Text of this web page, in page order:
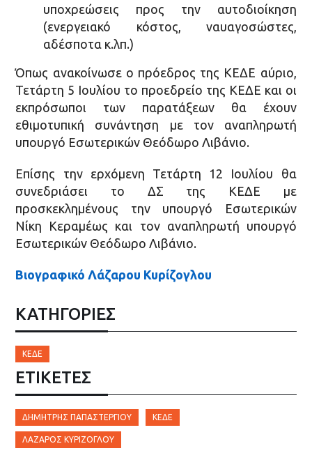
υποχρεώσεις προς την αυτοδιοίκηση
(ενεργειακό κόστος, ναυαγοσώστες,
αδέσποτα κ.λπ.)
Όπως ανακοίνωσε ο πρόεδρος της ΚΕΔΕ αύριο,
Τετάρτη 5 Ιουλίου το προεδρείο της ΚΕΔΕ και οι
εκπρόσωποι των παρατάξεων θα έχουν
εθιμοτυπική συνάντηση με τον αναπληρωτή
υπουργό Εσωτερικών Θεόδωρο Λιβάνιο.
Επίσης την ερχόμενη Τετάρτη 12 Ιουλίου θα
συνεδριάσει το ΔΣ της ΚΕΔΕ με
προσκεκλημένους την υπουργό Εσωτερικών
Νίκη Κεραμέως και τον αναπληρωτή υπουργό
Εσωτερικών Θεόδωρο Λιβάνιο.
Βιογραφικό Λάζαρου Κυρίζογλου
ΚΑΤΗΓΟΡΙΕΣ
ΚΕΔΕ
ΕΤΙΚΈΤΕΣ
ΔΗΜΗΤΡΗΣ ΠΑΠΑΣΤΕΡΓΊΟΥ ΚΕΔΕ
ΛΆΖΑΡΟΣ ΚΥΡΊΖΟΓΛΟΥ